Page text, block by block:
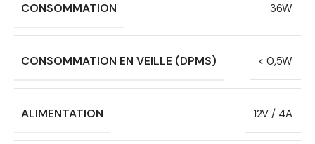
CONSOMMATION 36W
CONSOMMATION EN VEILLE (DPMS) < 0,5W
ALIMENTATION 12V / 4A